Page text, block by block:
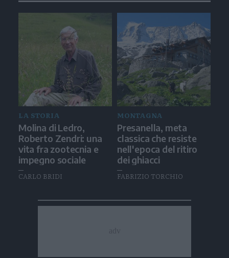
LA STORIA
Molina di Ledro,
Roberto Zendri: una
vita fra zootecnia e
impegno sociale
CARLO BRIDI
MONTAGNA
Presanella, meta
classica che resiste
nell'epoca del ritiro
dei ghiacci
FABRIZIO TORCHIO